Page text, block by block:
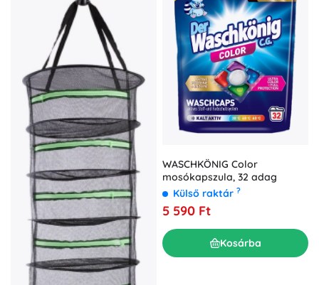
WASCHKÖNIG Color
mosókapszula, 32 adag
Külső raktár ?
5 590 Ft
Kosárba